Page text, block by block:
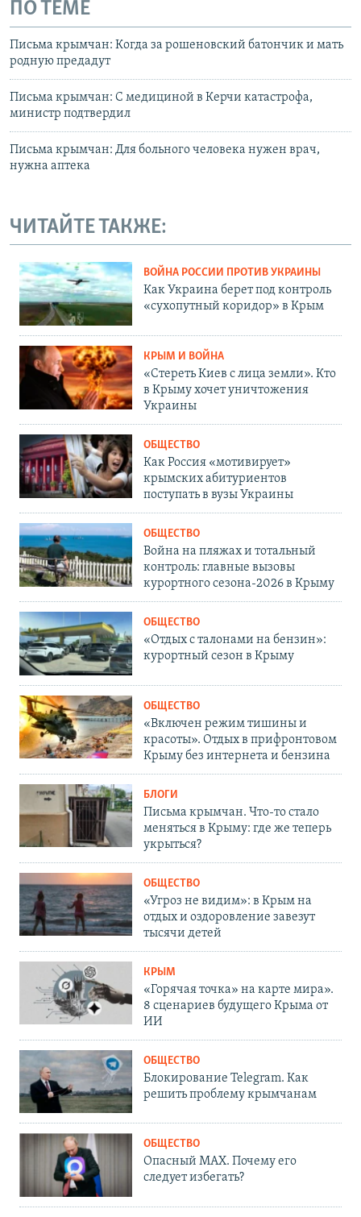
ПО ТЕМЕ
Письма крымчан: Когда за рошеновский батончик и мать
родную предадут
Письма крымчан: С медициной в Керчи катастрофа,
министр подтвердил
Письма крымчан: Для больного человека нужен врач,
нужна аптека
ЧИТАЙТЕ ТАКЖЕ:
ВОЙНА РОССИИ ПРОТИВ УКРАИНЫ
Как Украина берет под контроль
«сухопутный коридор» в Крым
КРЫМ И ВОЙНА
«Стереть Киев с лица земли». Кто
в Крыму хочет уничтожения
Украины
ОБЩЕСТВО
Как Россия «мотивирует»
крымских абитуриентов
поступать в вузы Украины
ОБЩЕСТВО
Война на пляжах и тотальный
контроль: главные вызовы
курортного сезона-2026 в Крыму
ОБЩЕСТВО
«Отдых с талонами на бензин»:
курортный сезон в Крыму
ОБЩЕСТВО
«Включен режим тишины и
красоты». Отдых в прифронтовом
Крыму без интернета и бензина
БЛОГИ
Письма крымчан. Что-то стало
меняться в Крыму: где же теперь
укрыться?
ОБЩЕСТВО
«Угроз не видим»: в Крым на
отдых и оздоровление завезут
тысячи детей
КРЫМ
«Горячая точка» на карте мира».
8 сценариев будущего Крыма от
ИИ
ОБЩЕСТВО
Блокирование Telegram. Как
решить проблему крымчанам
ОБЩЕСТВО
Опасный MAX. Почему его
следует избегать?